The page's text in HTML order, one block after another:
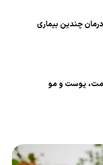
چندین بیماری
پوست و مو